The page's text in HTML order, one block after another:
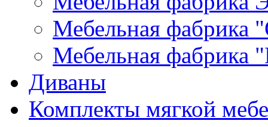
Мебельная фабрика
Мебельная фабрика
Диваны
Комплекты мягкой